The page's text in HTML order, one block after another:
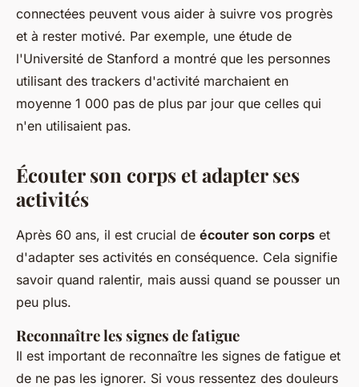
connectées peuvent vous aider à suivre vos progrès
et à rester motivé. Par exemple, une étude de
l'Université de Stanford a montré que les personnes
utilisant des trackers d'activité marchaient en
moyenne 1 000 pas de plus par jour que celles qui
n'en utilisaient pas.
Écouter son corps et adapter ses
activités
Après 60 ans, il est crucial de écouter son corps et
d'adapter ses activités en conséquence. Cela signifie
savoir quand ralentir, mais aussi quand se pousser un
peu plus.
Reconnaître les signes de fatigue
Il est important de reconnaître les signes de fatigue et
de ne pas les ignorer. Si vous ressentez des douleurs